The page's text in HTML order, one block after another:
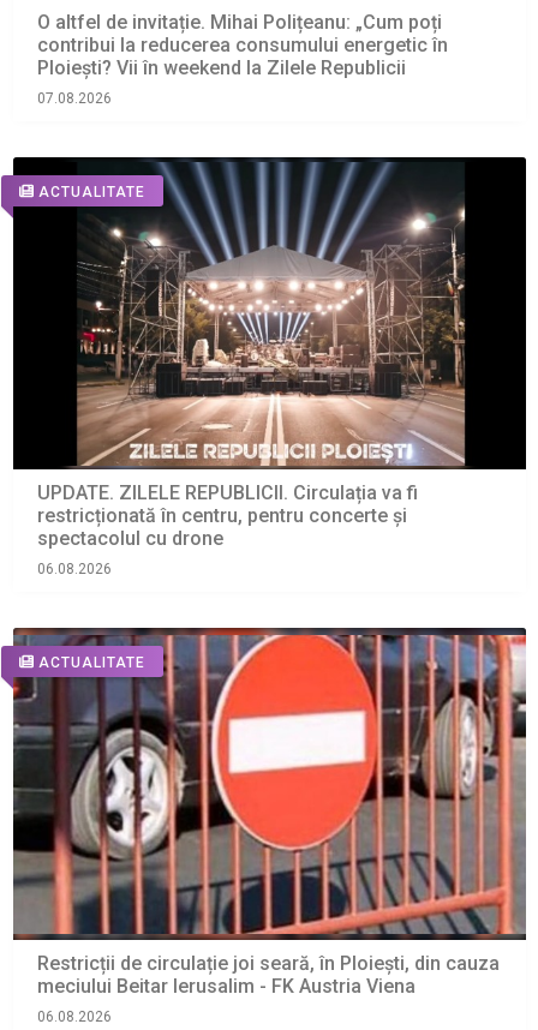
O altfel de invitație. Mihai Polițeanu: „Cum poți
contribui la reducerea consumului energetic în
Ploiești? Vii în weekend la Zilele Republicii
07.08.2026
ACTUALITATE
UPDATE. ZILELE REPUBLICII. Circulația va fi
restricționată în centru, pentru concerte și
spectacolul cu drone
06.08.2026
ACTUALITATE
Restricții de circulație joi seară, în Ploiești, din cauza
meciului Beitar Ierusalim - FK Austria Viena
06.08.2026